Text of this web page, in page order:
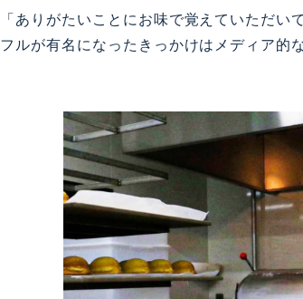
「ありがたいことにお味で覚えていただ
フルが有名になったきっかけはメディア的